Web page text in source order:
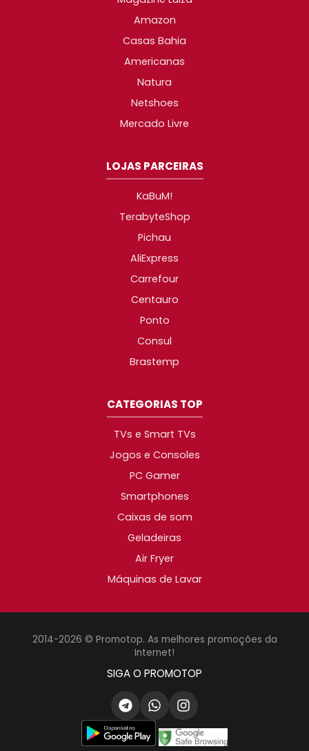
Amazon
Casas Bahia
Americanas
Natura
Netshoes
Mercado Livre
LOJAS PARCEIRAS
KaBuM!
TerabyteShop
Pichau
AliExpress
Carrefour
Centauro
Ponto
Consul
Brastemp
CATEGORIAS TOP
TVs e Smart TVs
Jogos e Consoles
PC Gamer
Smartphones
Caixas de som
Geladeiras
Air Fryer
Máquinas de Lavar
2014-2026 © Promotop. As melhores promoções da
Internet!
SIGA O PROMOTOP